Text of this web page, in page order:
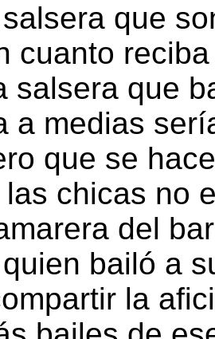
que
cuanto
salsera que
a medias
que se
chicas no
del
bailó a
la